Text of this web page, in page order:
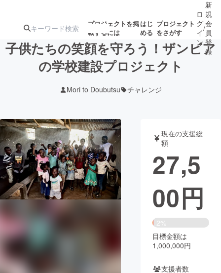
プロジェクトを掲
載するには
はじ
める
プロジェクト
をさがす
ジェクト
ロジェクト
アート・写真 音楽
テクノロジー・ガジェット ゲーム・
映像・映画 書籍・雑誌
ビジネス・起業 チャレンジ
CAMPFIRE for Social Good
CAMPFIRE Creation
ロ
グ
イ
ン
/
新
規
会
員
登
録
子供たちの笑顔を守ろう！ザンビア
の学校建設プロジェクト
Mori to Doubutsu チャレンジ
現在の支援総
額
27,5
00円
2%
目標金額は
1,000,000円
支援者数